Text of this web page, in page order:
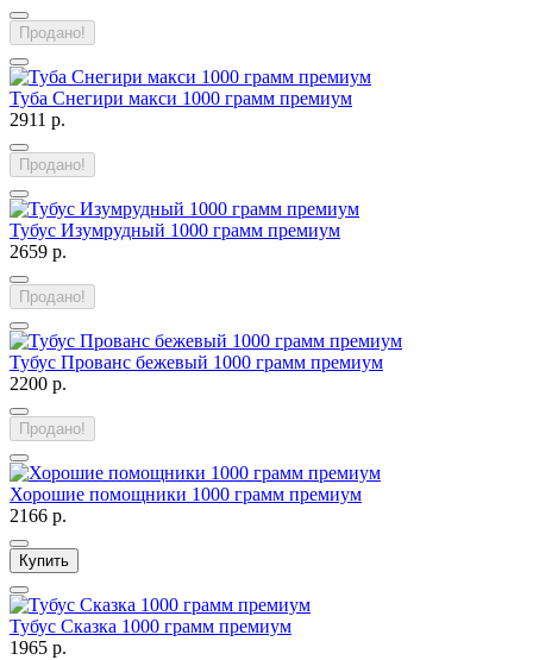
Продано!
Туба Снегири макси 1000 грамм премиум
2911 р.
Продано!
Тубус Изумрудный 1000 грамм премиум
2659 р.
Продано!
Тубус Прованс бежевый 1000 грамм премиум
2200 р.
Продано!
Хорошие помощники 1000 грамм премиум
2166 р.
Купить
Тубус Сказка 1000 грамм премиум
1965 р.